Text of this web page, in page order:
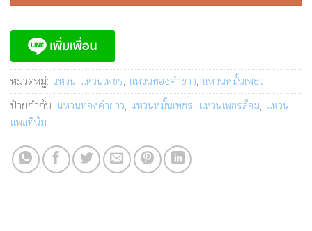
หมวดหมู่: แหวน แหวนเพชร, แหวนทองคำขาว, แหวนหมั้นเพชร
ป้ายกำกับ: แหวนทองคำขาว, แหวนหมั้นเพชร, แหวนเพชรล้อม, แหวน
แพลทินัม